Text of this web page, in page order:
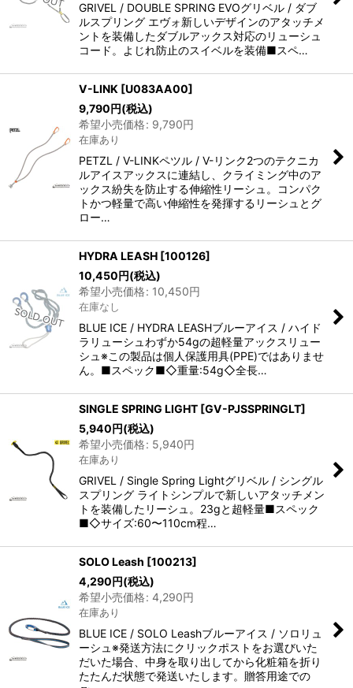
GRIVEL / DOUBLE SPRING EVOグリベル / ダブ
ルスプリング エヴォ新しいデザインのアタッチメ
ントを装備したダブルアックス対応のリューシュ
コード。よじれ防止のスイベルを装備■スペ…
V-LINK [U083AA00]
9,790円(税込)
希望小売価格: 9,790円
在庫あり
PETZL / V-LINKペツル / V-リンク2つのテクニカ
ルアイスアックスに連結し、クライミング中のア
ックス紛失を防止する伸縮性リーシュ。コンパク
トかつ軽量で高い伸縮性を発揮するリーシュとグ
ロー…
HYDRA LEASH [100126]
10,450円(税込)
希望小売価格: 10,450円
在庫なし
BLUE ICE / HYDRA LEASHブルーアイス / ハイド
ラリューシュわずか54gの超軽量アックスリュー
シュ※この製品は個人保護用具(PPE)ではありませ
ん。■スペック■◇重量:54g◇全長…
SINGLE SPRING LIGHT [GV-PJSSPRINGLT]
5,940円(税込)
希望小売価格: 5,940円
在庫あり
GRIVEL / Single Spring Lightグリベル / シングル
スプリング ライトシンプルで新しいアタッチメン
トを装備したリーシュ。23gと超軽量■スペック
■◇サイズ:60〜110cm程…
SOLO Leash [100213]
4,290円(税込)
希望小売価格: 4,290円
在庫あり
BLUE ICE / SOLO Leashブルーアイス / ソロリュ
ーシュ※発送方法にクリックポストをお選びいた
だいた場合、中身を取り出してから化粧箱を折り
たたんだ状態で発送いたします。贈答用途での